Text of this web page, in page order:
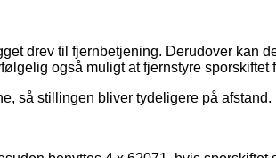
drev til fjernbetjening. Derudover kan
også muligt at fjernstyre
så stillingen bliver tydeligere på afstand.